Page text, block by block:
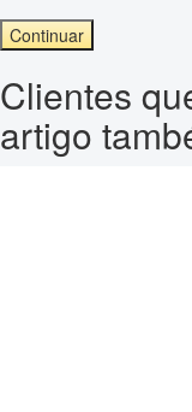
Continuar
Clientes
artigo